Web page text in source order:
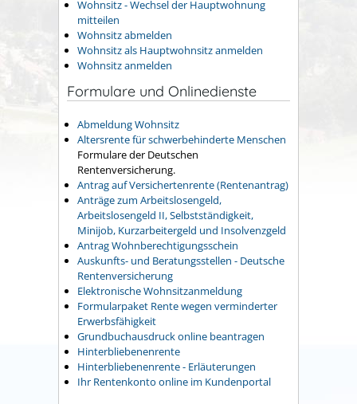
Wohnsitz - Wechsel der Hauptwohnung
mitteilen
Wohnsitz abmelden
Wohnsitz als Hauptwohnsitz anmelden
Wohnsitz anmelden
Formulare und Onlinedienste
Abmeldung Wohnsitz
Altersrente für schwerbehinderte Menschen
Formulare der Deutschen
Rentenversicherung.
Antrag auf Versichertenrente (Rentenantrag)
Anträge zum Arbeitslosengeld,
Arbeitslosengeld II, Selbstständigkeit,
Minijob, Kurzarbeitergeld und Insolvenzgeld
Antrag Wohnberechtigungsschein
Auskunfts- und Beratungsstellen - Deutsche
Rentenversicherung
Elektronische Wohnsitzanmeldung
Formularpaket Rente wegen verminderter
Erwerbsfähigkeit
Grundbuchausdruck online beantragen
Hinterbliebenenrente
Hinterbliebenenrente - Erläuterungen
Ihr Rentenkonto online im Kundenportal